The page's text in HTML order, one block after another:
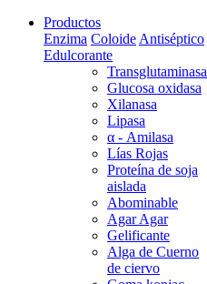
Productos
Enzima Coloide Antiséptico
Edulcorante
Transglutaminasa
Glucosa oxidasa
Xilanasa
Lipasa
α - Amilasa
Lías Rojas
Proteína de soja
aislada
Abominable
Agar Agar
Gelificante
Alga de Cuerno
de ciervo